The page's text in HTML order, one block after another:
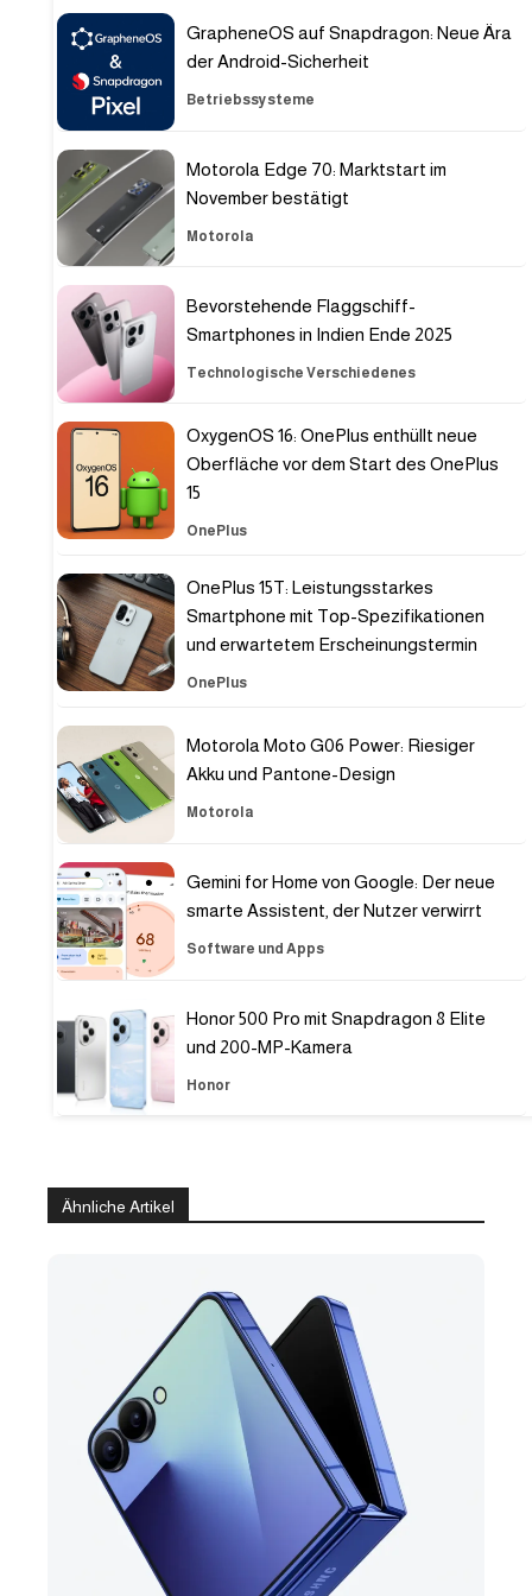
GrapheneOS auf Snapdragon: Neue Ära
der Android-Sicherheit
Betriebssysteme
Motorola Edge 70: Marktstart im
November bestätigt
Motorola
Bevorstehende Flaggschiff-
Smartphones in Indien Ende 2025
Technologische Verschiedenes
OxygenOS 16: OnePlus enthüllt neue
Oberfläche vor dem Start des OnePlus
15
OnePlus
OnePlus 15T: Leistungsstarkes
Smartphone mit Top-Spezifikationen
und erwartetem Erscheinungstermin
OnePlus
Motorola Moto G06 Power: Riesiger
Akku und Pantone-Design
Motorola
Gemini for Home von Google: Der neue
smarte Assistent, der Nutzer verwirrt
Software und Apps
Honor 500 Pro mit Snapdragon 8 Elite
und 200-MP-Kamera
Honor
Ähnliche Artikel